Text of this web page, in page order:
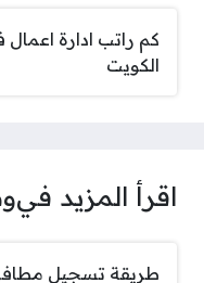
كم راتب ادارة
الكويت
اقرأ المزيد في
طريقة تسجيل